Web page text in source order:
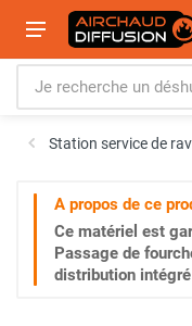
Station service de
A propos de ce
Ce matériel est
Passage de
distribution intégré